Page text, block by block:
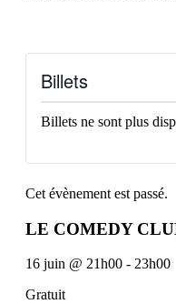
Billets
Billets ne sont plus
Cet évènement est passé.
LE COMEDY
16 juin @ 21h00 - 23h00
Gratuit